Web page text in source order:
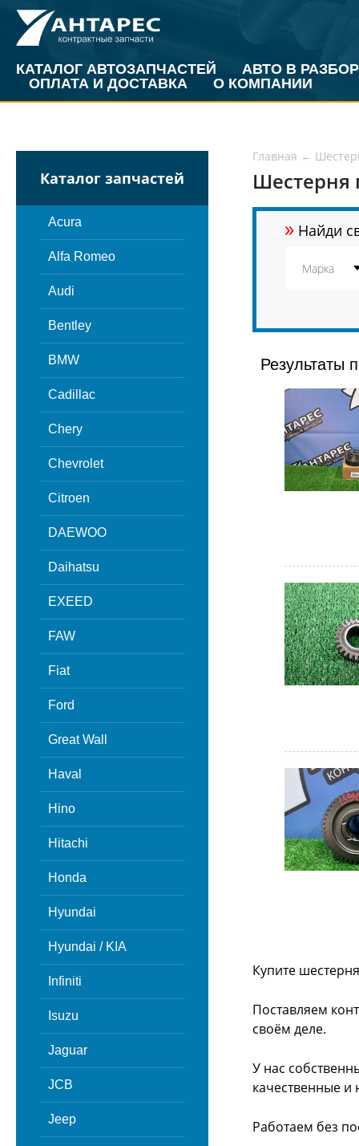
КАТАЛОГ АВТОЗАПЧАСТЕЙ
АВТО В РАЗБОР
ОПЛАТА И ДОСТАВКА
О КОМПАНИИ
Каталог запчастей
Acura
Alfa Romeo
Audi
Bentley
BMW
Cadillac
Chery
Chevrolet
Citroen
DAEWOO
Daihatsu
EXEED
FAW
Fiat
Ford
Great Wall
Haval
Hino
Hitachi
Honda
Hyundai
Hyundai / KIA
Infiniti
Isuzu
Jaguar
JCB
Jeep
Главная ←
Шестерня
» Найди
Результаты
Купите
Поставляем
своём деле.
У нас
качественные и
Работаем без